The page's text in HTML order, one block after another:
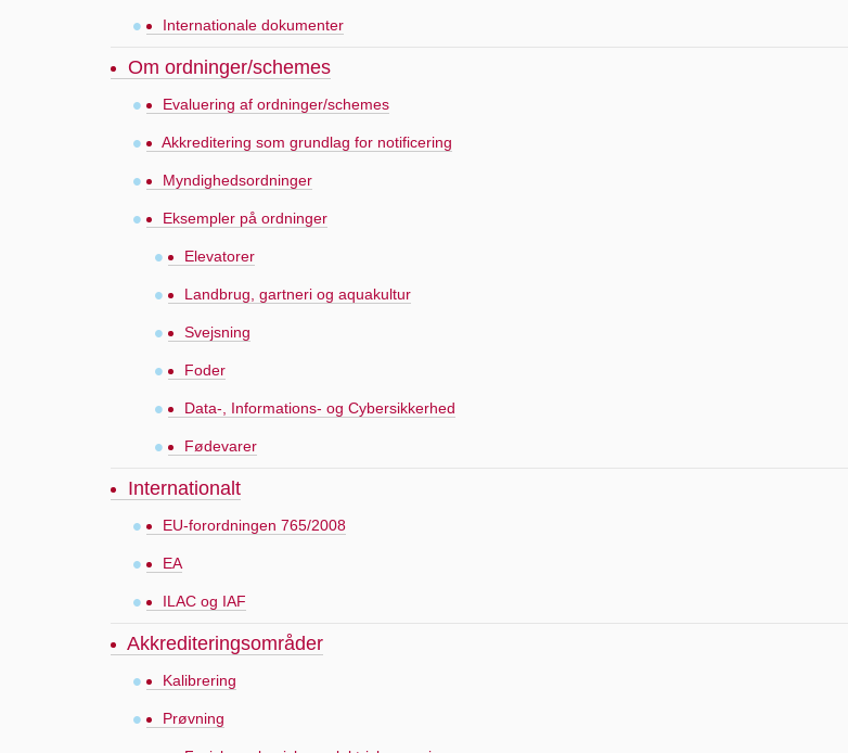
Internationale dokumenter
Om ordninger/schemes
Evaluering af ordninger/schemes
Akkreditering som grundlag for notificering
Myndighedsordninger
Eksempler på ordninger
Elevatorer
Landbrug, gartneri og aquakultur
Svejsning
Foder
Data-, Informations- og Cybersikkerhed
Fødevarer
Internationalt
EU-forordningen 765/2008
EA
ILAC og IAF
Akkrediteringsområder
Kalibrering
Prøvning